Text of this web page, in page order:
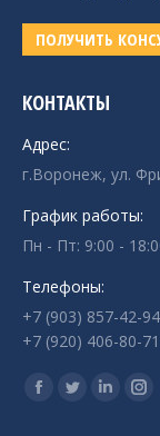
ПОЛУЧИТЬ
КОНТАКТЫ
Адрес:
г.Воронеж, ул.
График работы:
Пн - Пт: 9:00 -
Телефоны:
+7 (903) 857-42-94
+7 (920) 406-80-71
Ищите нас:
Страница
Страница